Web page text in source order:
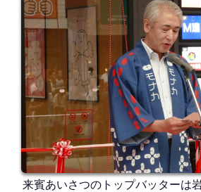
来賓あいさつのトップバッターは